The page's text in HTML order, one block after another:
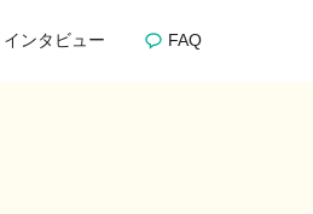
インタビュー FAQ